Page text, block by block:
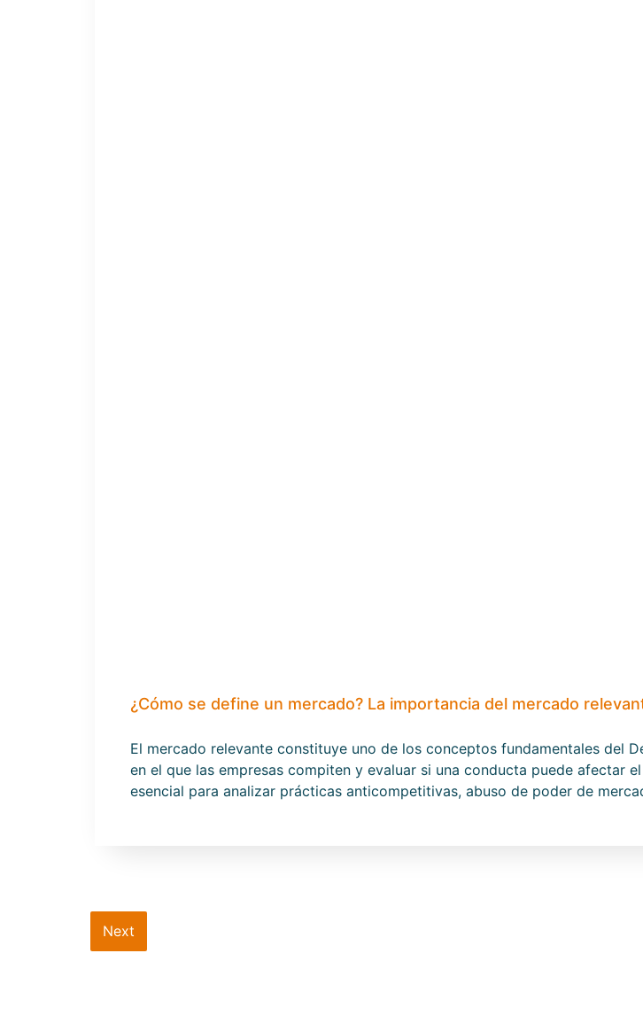
¿Cómo se define un mercado? La importancia del mercado
El mercado relevante constituye uno de los conceptos fundamentales del
en el que las empresas compiten y evaluar si una conducta puede afectar
esencial para analizar prácticas anticompetitivas, abuso de poder de
Next